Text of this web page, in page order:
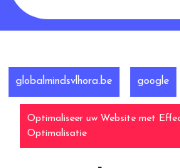
globalmindsvlhora.be google
Optimaliseer uw Website met
Optimalisatie